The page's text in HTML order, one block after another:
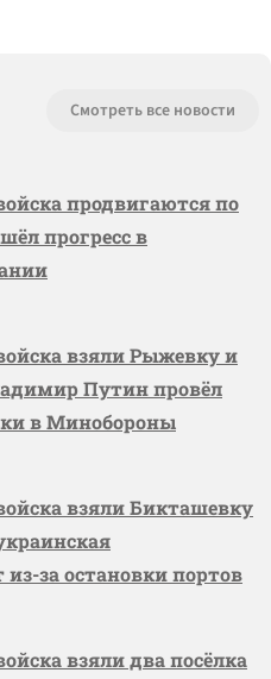
Смотреть все новости
продвигаются по
прогресс в
взяли Рыжевку и
Путин провёл
в Минобороны
взяли Бикташевку
за остановки портов
взяли два посёлка